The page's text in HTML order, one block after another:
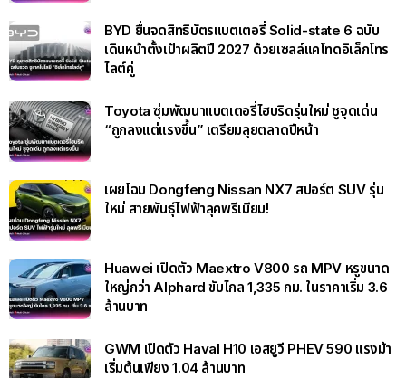
BYD ยื่นจดสิทธิบัตรแบตเตอรี่ Solid-state 6 ฉบับ
เดินหน้าตั้งเป้าผลิตปี 2027 ด้วยเซลล์แคโทดอิเล็กโทร
ไลต์คู่
Toyota ซุ่มพัฒนาแบตเตอรี่ไฮบริดรุ่นใหม่ ชูจุดเด่น
“ถูกลงแต่แรงขึ้น” เตรียมลุยตลาดปีหน้า
เผยโฉม Dongfeng Nissan NX7 สปอร์ต SUV รุ่น
ใหม่ สายพันธุ์ไฟฟ้าลุคพรีเมียม!
Huawei เปิดตัว Maextro V800 รถ MPV หรูขนาด
ใหญ่กว่า Alphard ขับไกล 1,335 กม. ในราคาเริ่ม 3.6
ล้านบาท
GWM เปิดตัว Haval H10 เอสยูวี PHEV 590 แรงม้า
เริ่มต้นเพียง 1.04 ล้านบาท